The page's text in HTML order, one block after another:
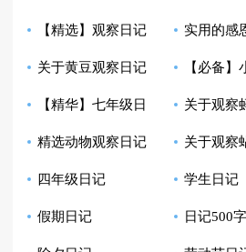
学生日记 记模板汇总
【精选】观察日记
汇总9篇
实用的感
集8篇
关于黄豆观察日记
合集八篇
【必备】
记范文汇总
【精华】七年级日
记集锦10篇
关于观察
范文6篇
精选动物观察日记
四篇
关于观察
范文七篇
四年级日记 学生日记
假期日记 日记500字